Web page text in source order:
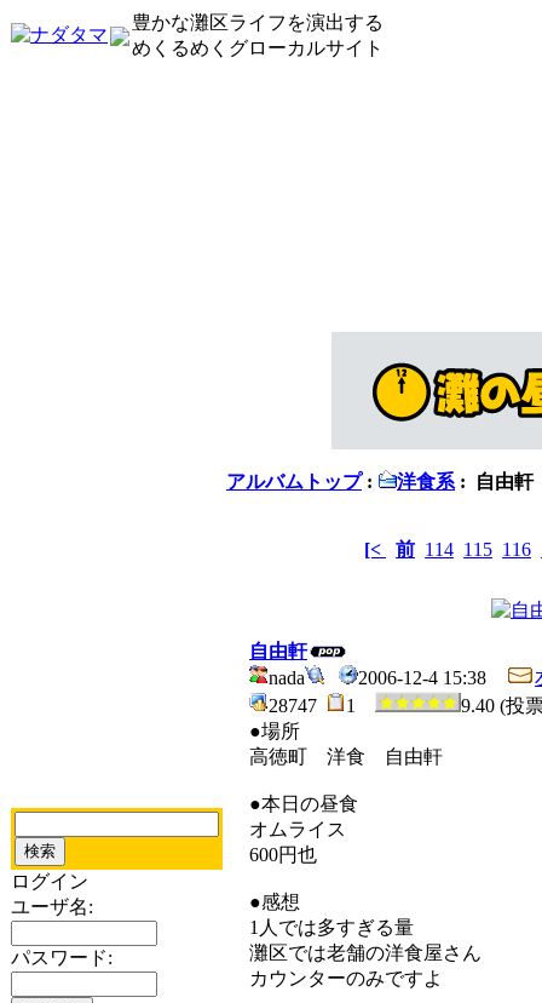
豊かな灘区ライフを演出する
めくるめくグローカルサイト
ログイン
ユーザ名:
パスワード:
アルバムトップ: 洋食系 : 自由軒
[< 前 114 115 116
自由軒
nada
2006-12-4 15:38
28747
1
9.40 (投
●場所
高徳町 洋食 自由軒
●本日の昼食
オムライス
600円也
●感想
1人では多すぎる量
灘区では老舗の洋食屋さん
カウンターのみですよ